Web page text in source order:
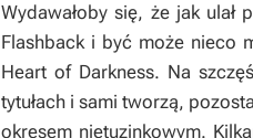
Wydawałoby się, że jak
Flashbacki być może nieco
Heart of Darkness. Na
tytułach i sami tworzą,
okresem nietuzinkowym.